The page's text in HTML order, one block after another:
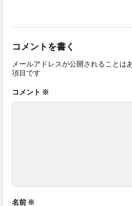
コメントを書く
メールアドレスが公開されることは
項目です
コメント ※
名前 ※